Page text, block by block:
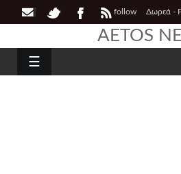
follow Δωρεά -
AETOS
☰